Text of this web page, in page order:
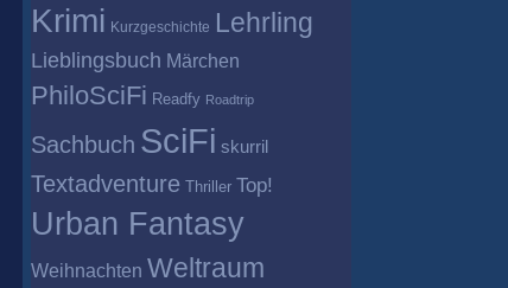
Krimi Kurzgeschichte Lehrling
Lieblingsbuch Märchen
PhiloSciFi Readfy Roadtrip
Sachbuch SciFi skurril
Textadventure Thriller Top!
Urban Fantasy
Weihnachten Weltraum